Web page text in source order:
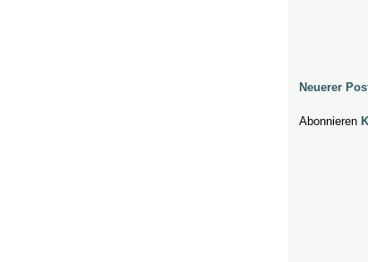
Neuerer
Abonnieren